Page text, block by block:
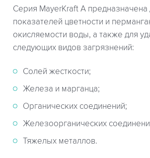
Серия MayerKraft A
показателей цветности и
окисляемости воды, а также для
следующих видов загрязнений:
Солей жесткости;
Железа и марганца;
Органических соединений;
Железоорганических
Тяжелых металлов.